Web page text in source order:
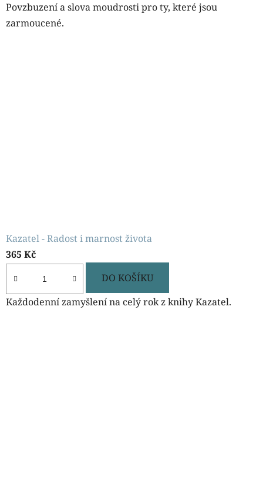
Povzbuzení a slova moudrosti pro ty, které jsou
zarmoucené.
Kazatel - Radost i marnost života
365 Kč
DO KOŠÍKU
Každodenní zamyšlení na celý rok z knihy Kazatel.